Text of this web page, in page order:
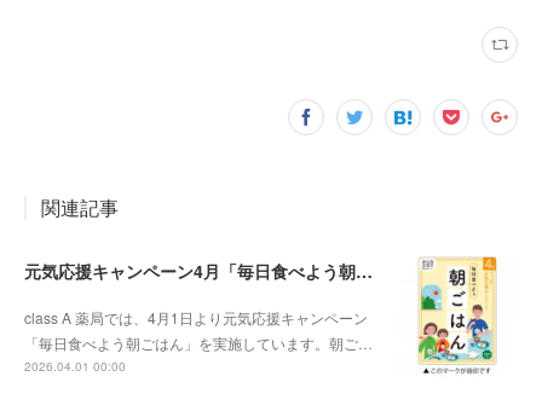
関連記事
元気応援キャンペーン4月「毎日食べよう朝ごはん」
class A 薬局では、4月1日より元気応援キャンペーン
「毎日食べよう朝ごはん」を実施しています。朝ご…
2026.04.01 00:00